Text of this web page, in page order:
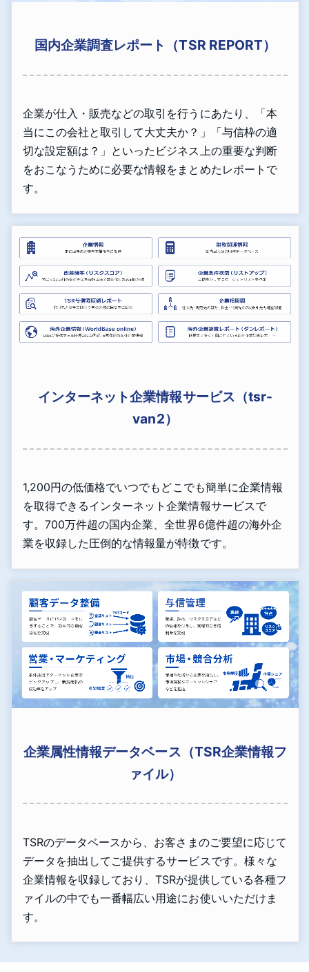
国内企業調査レポート（TSR REPORT）
企業が仕入・販売などの取引を行うにあたり、「本
当にこの会社と取引して大丈夫か？」「与信枠の適
切な設定額は？」といったビジネス上の重要な判断
をおこなうために必要な情報をまとめたレポートで
す。
インターネット企業情報サービス（tsr-
van2）
1,200円の低価格でいつでもどこでも簡単に企業情報
を取得できるインターネット企業情報サービスで
す。700万件超の国内企業、全世界6億件超の海外企
業を収録した圧倒的な情報量が特徴です。
企業属性情報データベース（TSR企業情報フ
ァイル）
TSRのデータベースから、お客さまのご要望に応じて
データを抽出してご提供するサービスです。様々な
企業情報を収録しており、TSRが提供している各種フ
ァイルの中でも一番幅広い用途にお使いいただけま
す。